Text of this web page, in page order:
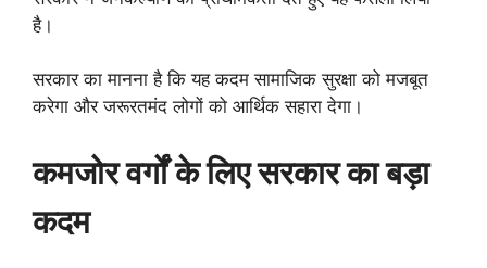
है।
सरकार का मानना है कि यह कदम सामाजिक सुरक्षा को मजबूत
करेगा और जरूरतमंद लोगों को आर्थिक सहारा देगा।
कमजोर वर्गों के लिए सरकार का बड़ा
कदम